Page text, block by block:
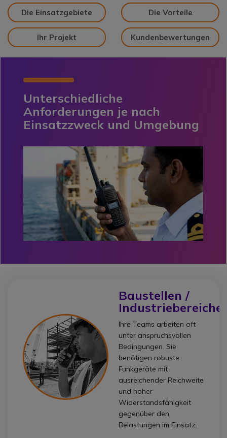
Die Einsatzgebiete Die Vorteile
Ihr Projekt Kundenbewertungen
Unterschiedliche
Anforderungen je nach
Einsatzzweck und Umgebung
Baustellen /
Industriebereiche
Ihre Teams arbeiten oft
unter anspruchsvollen
Bedingungen. Sie
benötigen robuste
Funkgeräte mit
ausreichender Reichweite
und hoher
Widerstandsfähigkeit
gegenüber den
Belastungen im Einsatz.